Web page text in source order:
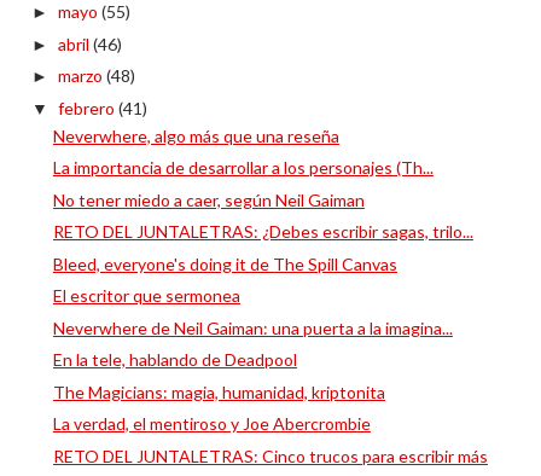
► mayo (55)
► abril (46)
► marzo (48)
▼ febrero (41)
Neverwhere, algo más que una reseña
La importancia de desarrollar a los personajes (Th...
No tener miedo a caer, según Neil Gaiman
RETO DEL JUNTALETRAS: ¿Debes escribir sagas, trilo...
Bleed, everyone's doing it de The Spill Canvas
El escritor que sermonea
Neverwhere de Neil Gaiman: una puerta a la imagina...
En la tele, hablando de Deadpool
The Magicians: magia, humanidad, kriptonita
La verdad, el mentiroso y Joe Abercrombie
RETO DEL JUNTALETRAS: Cinco trucos para escribir más